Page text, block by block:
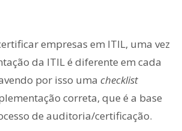
empresas em ITIL, uma vez
da ITIL é diferente em cada
por isso uma checklist
correta, que é a base
de auditoria/certificação.